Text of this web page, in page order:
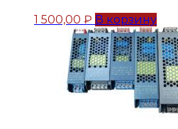
1 500,00 ₽ В корзину